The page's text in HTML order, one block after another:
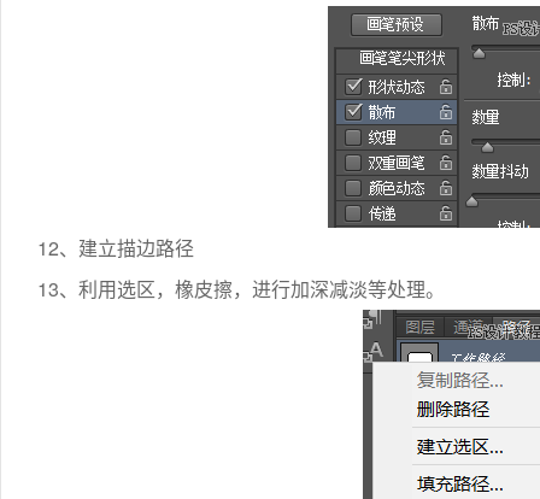
12、建立描边路径
13、利用选区，橡皮擦，进行加深减淡等处理。